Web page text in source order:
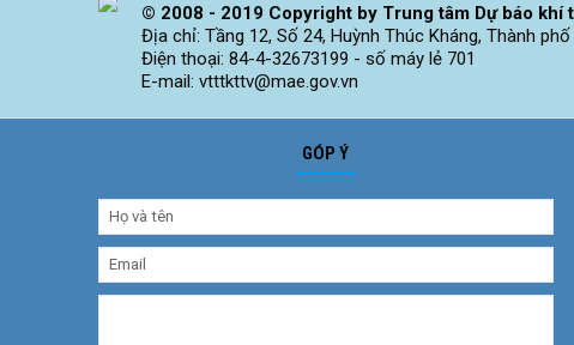
© 2008 - 2019 Copyright by Trung tâm Dự báo khí
Địa chỉ: Tầng 12, Số 24, Huỳnh Thúc Kháng, Thành phố
Điện thoại: 84-4-32673199 - số máy lẻ 701
E-mail: vtttkttv@mae.gov.vn
GÓP Ý